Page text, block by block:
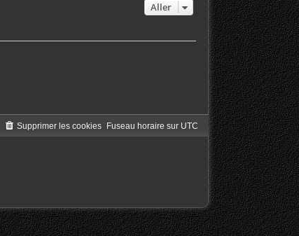
Aller
Fuseau horaire sur UTC
Supprimer les cookies